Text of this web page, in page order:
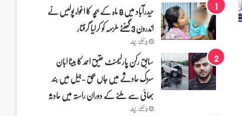
حیدرآباد میں 8 ماہ کے بچہ کا اغوا، پولیس نے
اندرون 3 گھنٹے ملزمہ کو کرلیا گرفتار
2 گھنٹے پہلے
سابق رکن پارلیمنٹ عتیق احمد کا بیٹا ابان
سڑک حادثے میں جاں بحق -جیل میں بند
بھائی سے ملنے کے دوران راستہ میں حادثہ
3 گھنٹے پہلے